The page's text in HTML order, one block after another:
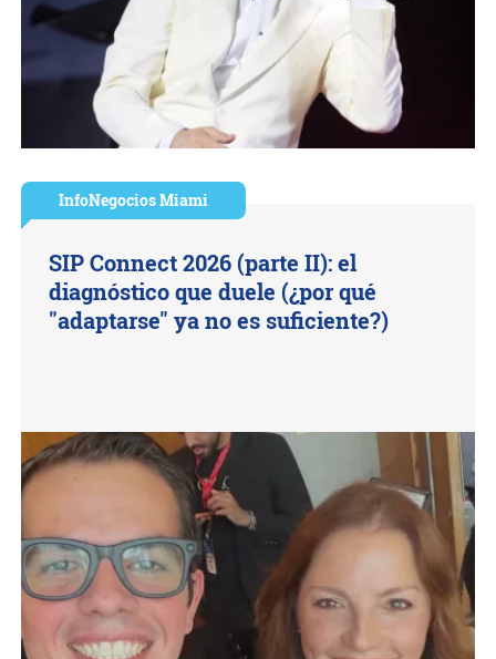
InfoNegocios Miami
SIP Connect 2026 (parte II): el
diagnóstico que duele (¿por qué
"adaptarse" ya no es suficiente?)